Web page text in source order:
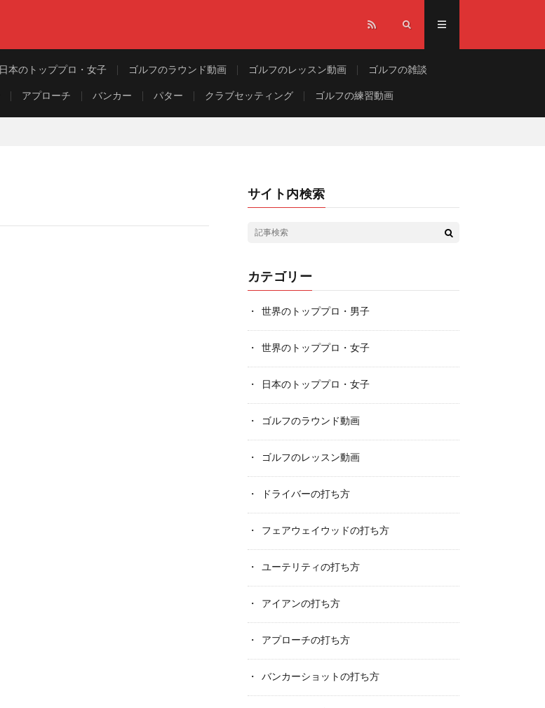
日本のトッププロ・女子 ゴルフのラウンド動画 ゴルフのレッスン動画 ゴルフの雑談
アプローチ バンカー パター クラブセッティング ゴルフの練習動画
サイト内検索
カテゴリー
世界のトッププロ・男子
世界のトッププロ・女子
日本のトッププロ・女子
ゴルフのラウンド動画
ゴルフのレッスン動画
ドライバーの打ち方
フェアウェイウッドの打ち方
ユーテリティの打ち方
アイアンの打ち方
アプローチの打ち方
バンカーショットの打ち方